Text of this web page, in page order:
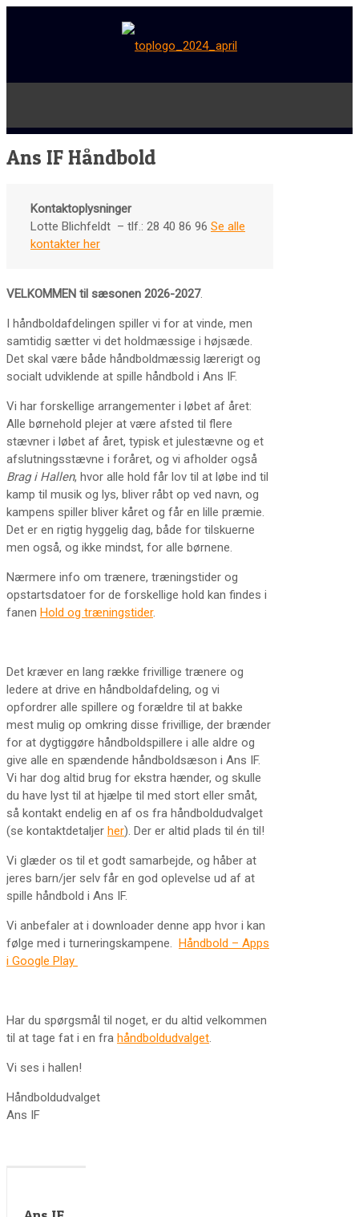
Ans IF Håndbold
Kontaktoplysninger
Lotte Blichfeldt – tlf.: 28 40 86 96 Se alle
kontakter her
VELKOMMEN til sæsonen 2026-2027.
I håndboldafdelingen spiller vi for at vinde, men
samtidig sætter vi det holdmæssige i højsæde.
Det skal være både håndboldmæssig lærerigt og
socialt udviklende at spille håndbold i Ans IF.
Vi har forskellige arrangementer i løbet af året:
Alle børnehold plejer at være afsted til flere
stævner i løbet af året, typisk et julestævne og et
afslutningsstævne i foråret, og vi afholder også
Brag i Hallen, hvor alle hold får lov til at løbe ind til
kamp til musik og lys, bliver råbt op ved navn, og
kampens spiller bliver kåret og får en lille præmie.
Det er en rigtig hyggelig dag, både for tilskuerne
men også, og ikke mindst, for alle børnene.
Nærmere info om trænere, træningstider og
opstartsdatoer for de forskellige hold kan findes i
fanen Hold og træningstider.
Det kræver en lang række frivillige trænere og
ledere at drive en håndboldafdeling, og vi
opfordrer alle spillere og forældre til at bakke
mest mulig op omkring disse frivillige, der brænder
for at dygtiggøre håndboldspillere i alle aldre og
give alle en spændende håndboldsæson i Ans IF.
Vi har dog altid brug for ekstra hænder, og skulle
du have lyst til at hjælpe til med stort eller småt,
så kontakt endelig en af os fra håndboldudvalget
(se kontaktdetaljer her). Der er altid plads til én til!
Vi glæder os til et godt samarbejde, og håber at
jeres barn/jer selv får en god oplevelse ud af at
spille håndbold i Ans IF.
Vi anbefaler at i downloader denne app hvor i kan
følge med i turneringskampene. Håndbold – Apps
i Google Play
Har du spørgsmål til noget, er du altid velkommen
til at tage fat i en fra håndboldudvalget.
Vi ses i hallen!
Håndboldudvalget
Ans IF